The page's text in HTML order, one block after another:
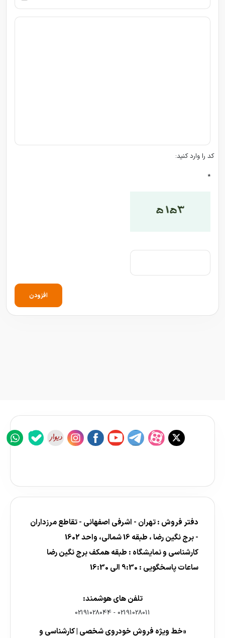
کد را وارد کنید:
*
افزودن
دفتر فروش : تهران - اشرفی اصفهانی - تقاطع مرزداران
- برج نگین رضا ، طبقه 16 شمالی، واحد 1602
کارشناسی و نمایشگاه : طبقه همکف برج نگین رضا
ساعات پاسخگویی : 9:30 الی 16:30
تلفن های هوشمند:
02191028011
-
02191028044
«خط ویژه فروش خودروی شخصی | کارشناسی و